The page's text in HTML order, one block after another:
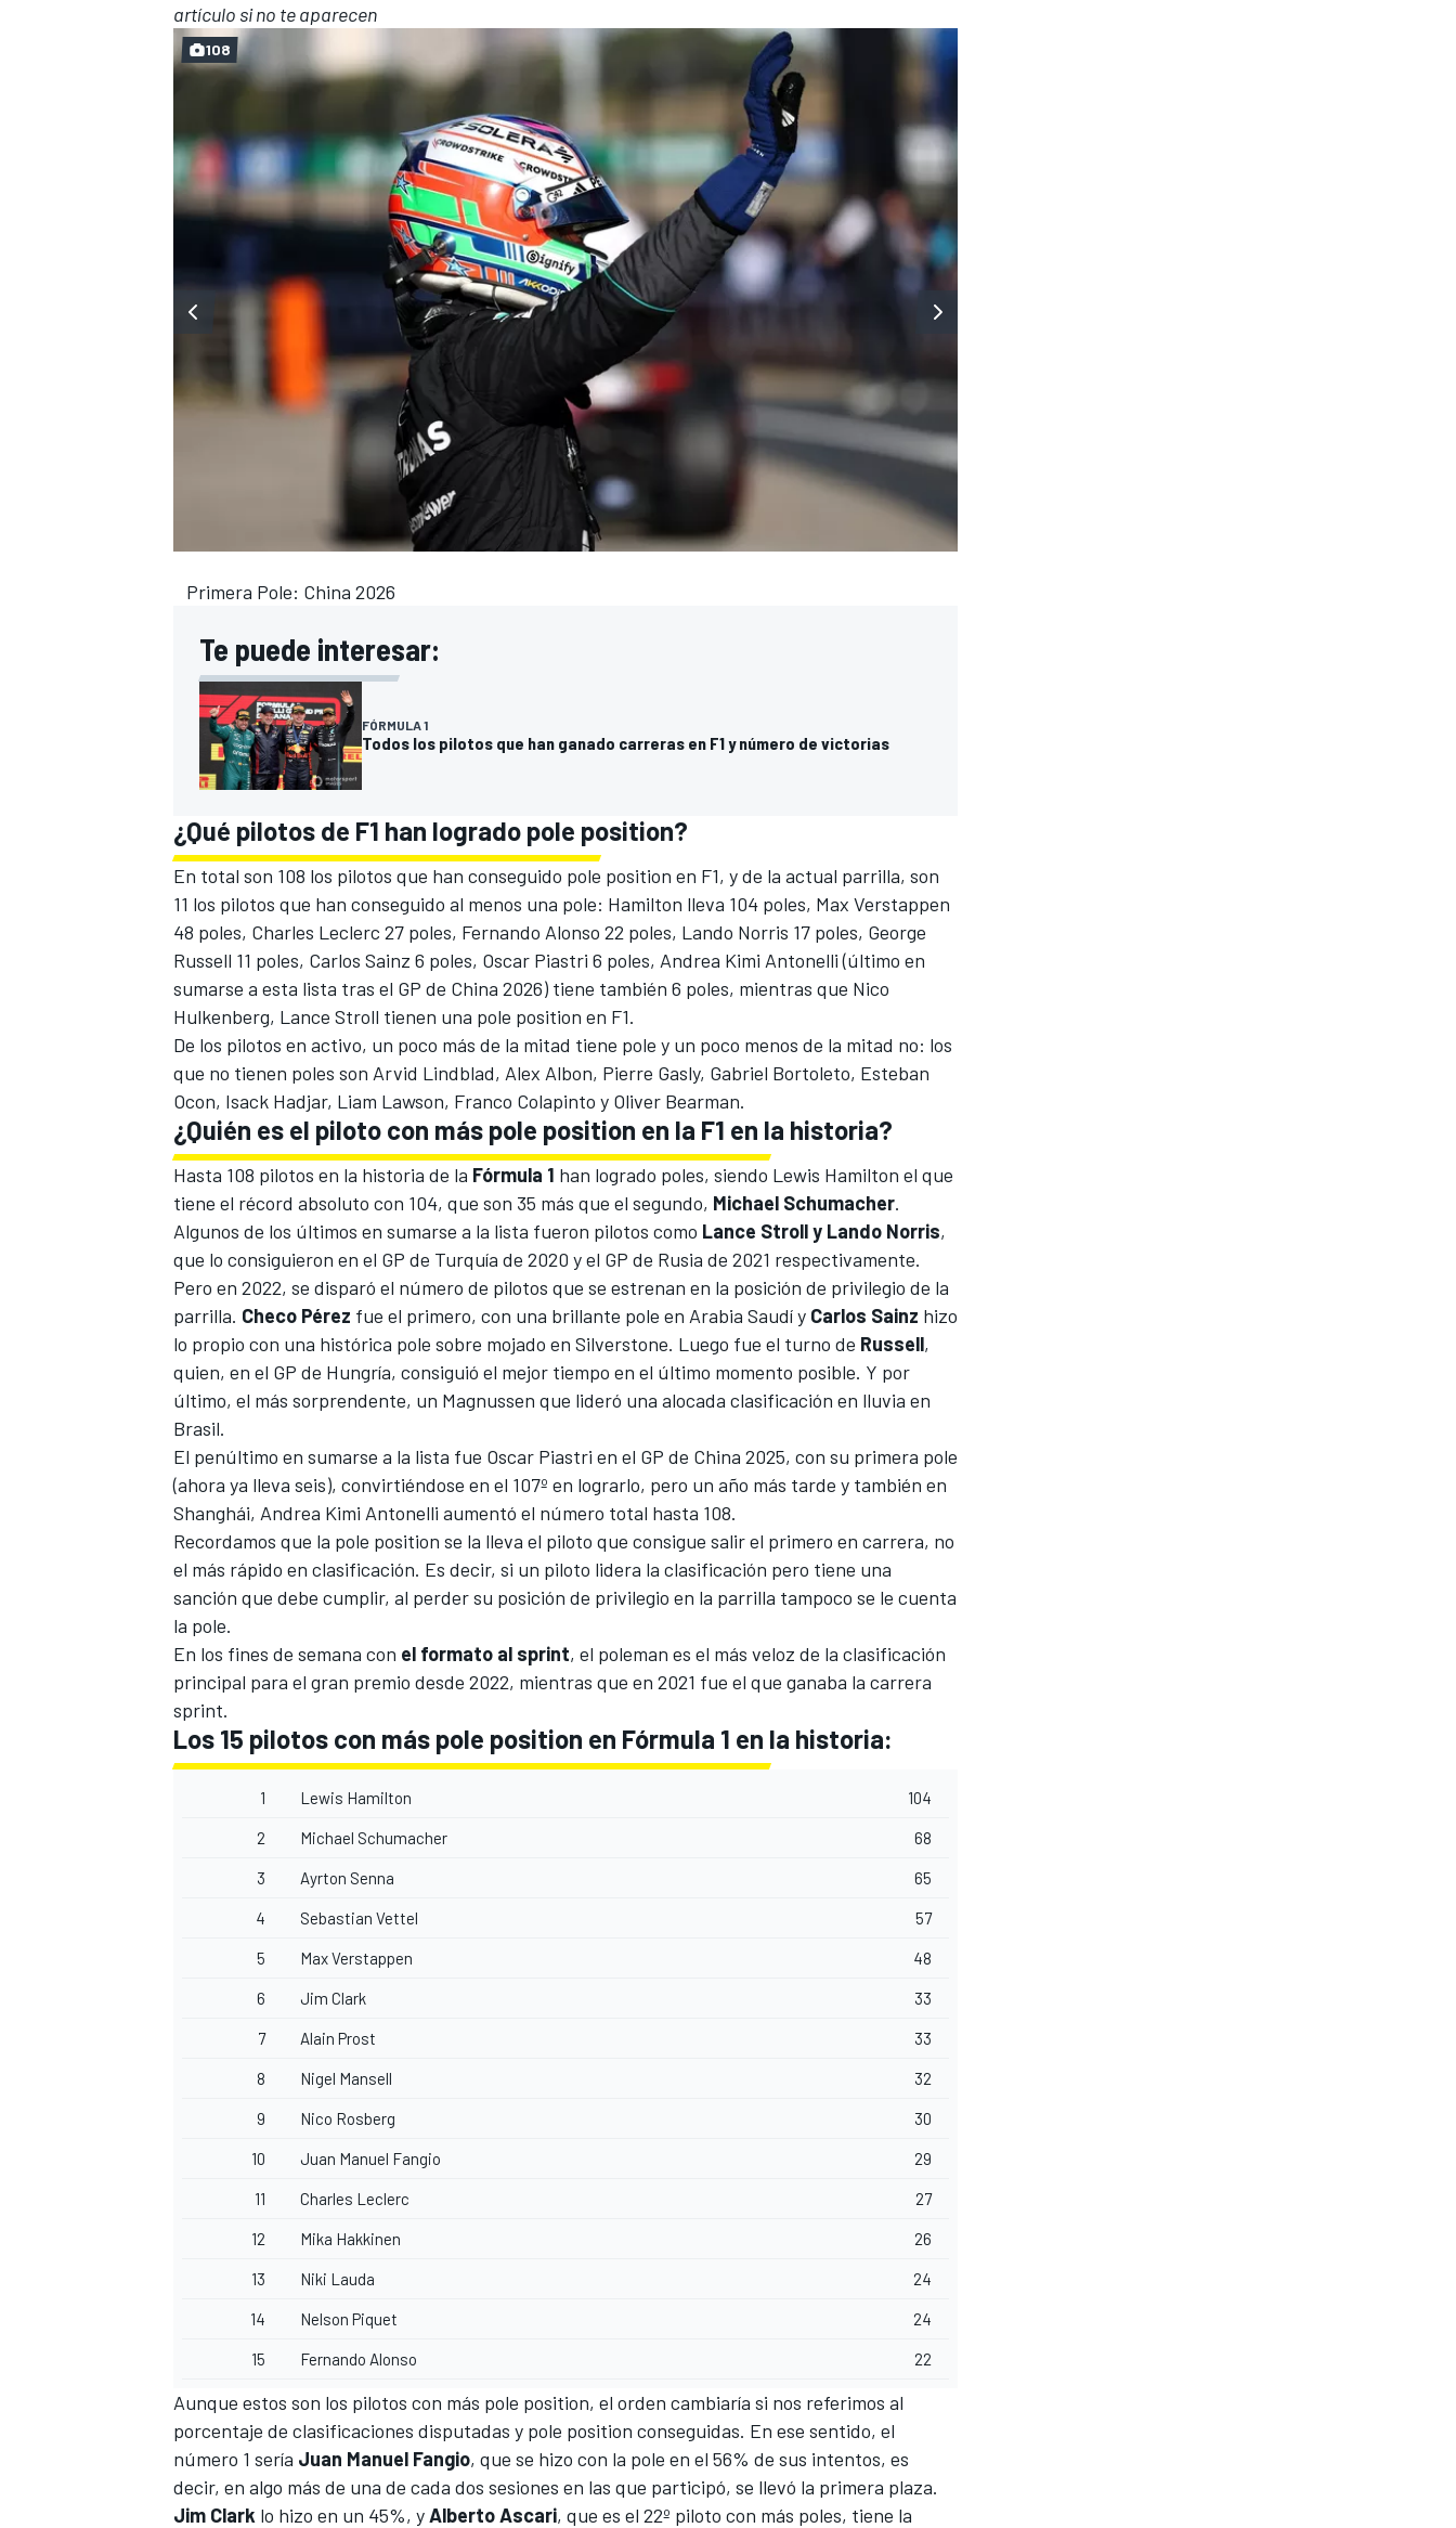
MÁS CATEGORÍAS
artículo si no te aparecen
Primera Pole: China 2026
108
Te puede interesar:
FÓRMULA 1
Todos los pilotos que han ganado carreras en F1 y número de victorias
¿Qué pilotos de F1 han logrado pole position?
En total son 108 los pilotos que han conseguido pole position en F1, y de la actual parrilla, son
11 los pilotos que han conseguido al menos una pole: Hamilton lleva 104 poles, Max Verstappen
48 poles, Charles Leclerc 27 poles, Fernando Alonso 22 poles, Lando Norris 17 poles, George
Russell 11 poles, Carlos Sainz 6 poles, Oscar Piastri 6 poles, Andrea Kimi Antonelli(último en
sumarse a esta lista tras el GP de China 2026) tiene también 6 poles, mientras que Nico
Hulkenberg, Lance Stroll tienen una pole position en F1.
De los pilotos en activo, un poco más de la mitad tiene pole y un poco menos de la mitad no: los
que no tienen poles son Arvid Lindblad, Alex Albon, Pierre Gasly, Gabriel Bortoleto, Esteban
Ocon, Isack Hadjar, Liam Lawson, Franco Colapinto y Oliver Bearman.
¿Quién es el piloto con más pole position en la F1 en la historia?
Hasta 108 pilotos en la historia de la Fórmula 1 han logrado poles, siendo Lewis Hamilton el que
tiene el récord absoluto con 104, que son 35 más que el segundo, Michael Schumacher.
Algunos de los últimos en sumarse a la lista fueron pilotos como Lance Stroll y Lando Norris,
que lo consiguieron en el GP de Turquía de 2020 y el GP de Rusia de 2021 respectivamente.
Pero en 2022, se disparó el número de pilotos que se estrenan en la posición de privilegio de la
parrilla. Checo Pérez fue el primero, con una brillante pole en Arabia Saudíy Carlos Sainz hizo
lo propio con una histórica pole sobre mojado en Silverstone. Luego fue el turno de Russell,
quien, en el GP de Hungría, consiguió el mejor tiempo en el último momento posible. Y por
último, el más sorprendente, un Magnussen que lideró una alocada clasificación en lluvia en
Brasil.
El penúltimo en sumarse a la lista fue Oscar Piastri en el GP de China 2025, con su primera pole
(ahora ya lleva seis), convirtiéndose en el 107º en lograrlo, pero un año más tarde y también en
Shanghái, Andrea Kimi Antonelli aumentó el número total hasta 108.
Recordamos que la pole position se la lleva el piloto que consigue salir el primero en carrera, no
el más rápido en clasificación. Es decir, si un piloto lidera la clasificación pero tiene una
sanción que debe cumplir, al perder su posición de privilegio en la parrilla tampoco se le cuenta
la pole.
En los fines de semana con el formato al sprint, el poleman es el más veloz de la clasificación
principal para el gran premio desde 2022, mientras que en 2021 fue el que ganaba la carrera
sprint.
Los 15 pilotos con más pole position en Fórmula 1 en la historia:
1 Lewis Hamilton 104
2 Michael Schumacher 68
3 Ayrton Senna 65
4 Sebastian Vettel 57
5 Max Verstappen 48
6 Jim Clark 33
7 Alain Prost 33
8 Nigel Mansell 32
9 Nico Rosberg 30
10 Juan Manuel Fangio 29
11 Charles Leclerc 27
12 Mika Hakkinen 26
13 Niki Lauda 24
14 Nelson Piquet 24
15 Fernando Alonso 22
Aunque estos son los pilotos con más pole position, el orden cambiaría si nos referimos al
porcentaje de clasificaciones disputadas y pole position conseguidas. En ese sentido, el
número 1 sería Juan Manuel Fangio, que se hizo con la pole en el 56% de sus intentos, es
decir, en algo más de una de cada dos sesiones en las que participó, se llevó la primera plaza.
Jim Clark lo hizo en un 45%, yAlberto Ascari, que es el 22º piloto con más poles, tiene la